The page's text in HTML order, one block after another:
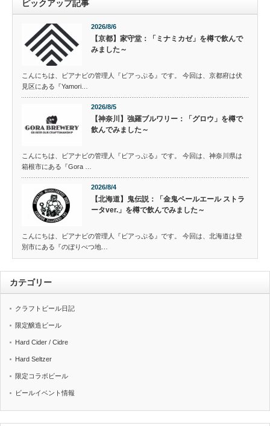
ピックアップ記事
2026/8/6
【京都】家守堂：「ミナミカゼ」を樽で飲んで
みました～
こんにちは、ビアナビの管理人『ビアっぷる』です。 今回は、京都府は伏
見区にある『Yamori…
2026/8/5
【神奈川】強羅ブルワリー：「グロウ」を樽で
飲んでみました～
こんにちは、ビアナビの管理人『ビアっぷる』です。 今回は、神奈川県は
箱根市にある『Gora …
2026/8/4
【北海道】鬼伝説：「金鬼ペールエール ストラ
ータver.」を樽で飲んでみました～
こんにちは、ビアナビの管理人『ビアっぷる』です。 今回は、北海道は登
別市にある『のぼりべつ地…
カテゴリー
クラフトビール日記
限定醸造ビール
Hard Cider / Cidre
Hard Seltzer
限定コラボビール
ビールイベント情報